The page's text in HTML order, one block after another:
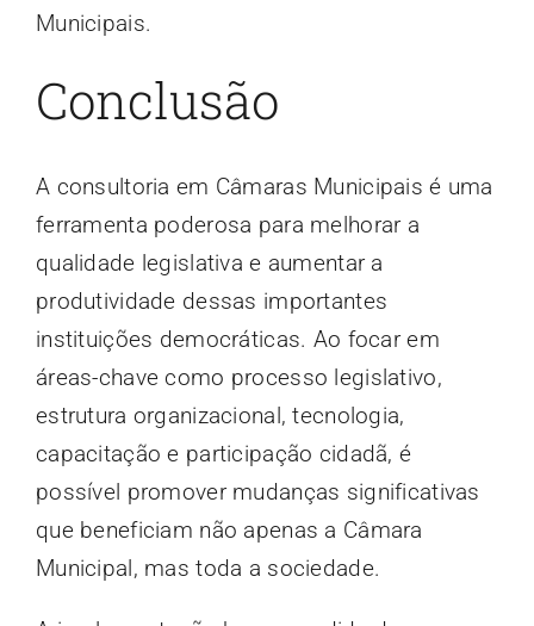
Municipais.
Conclusão
A consultoria em Câmaras Municipais é uma
ferramenta poderosa para melhorar a
qualidade legislativa e aumentar a
produtividade dessas importantes
instituições democráticas. Ao focar em
áreas-chave como processo legislativo,
estrutura organizacional, tecnologia,
capacitação e participação cidadã, é
possível promover mudanças significativas
que beneficiam não apenas a Câmara
Municipal, mas toda a sociedade.